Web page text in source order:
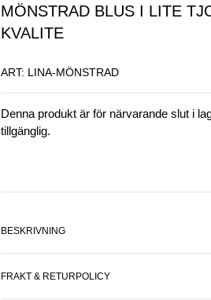
MÖNSTRAD BLUS I LITE
KVALITE
ART: LINA-MÖNSTRAD
Denna produkt är för närvarande slut i
tillgänglig.
BESKRIVNING
FRAKT & RETURPOLICY